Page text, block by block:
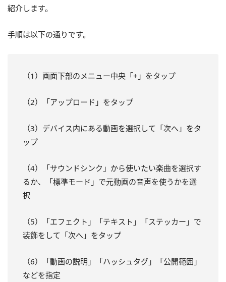
紹介します。
手順は以下の通りです。
（1）画面下部のメニュー中央「+」をタップ
（2）「アップロード」をタップ
（3）デバイス内にある動画を選択して「次へ」をタ
ップ
（4）「サウンドシンク」から使いたい楽曲を選択す
るか、「標準モード」で元動画の音声を使うかを選
択
（5）「エフェクト」「テキスト」「ステッカー」で
装飾をして「次へ」をタップ
（6）「動画の説明」「ハッシュタグ」「公開範囲」
などを指定